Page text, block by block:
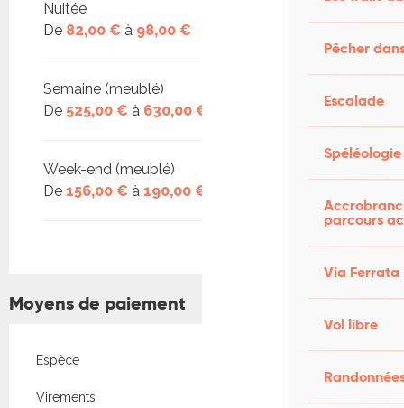
Pêcher
Escalade
Spéléologie
parcours
Via Ferrata
Vol libre
Nuitée
De 82,00 € à 98,00 €
Semaine (meublé)
De 525,00 € à 630,00 €
Week-end (meublé)
De 156,00 € à 190,00 €
Moyens de paiement
Espèce
Virements